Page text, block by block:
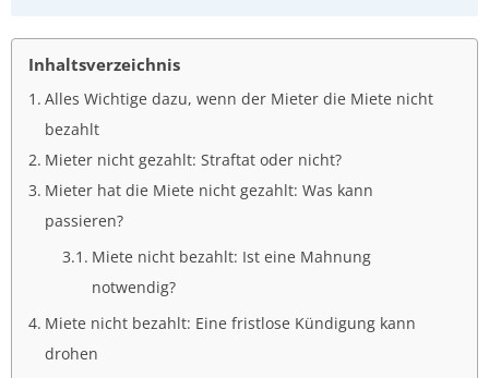
Inhaltsverzeichnis
Alles Wichtige dazu, wenn der Mieter die Miete nicht
bezahlt
Mieter nicht gezahlt: Straftat oder nicht?
Mieter hat die Miete nicht gezahlt: Was kann
passieren?
Miete nicht bezahlt: Ist eine Mahnung
notwendig?
Miete nicht bezahlt: Eine fristlose Kündigung kann
drohen